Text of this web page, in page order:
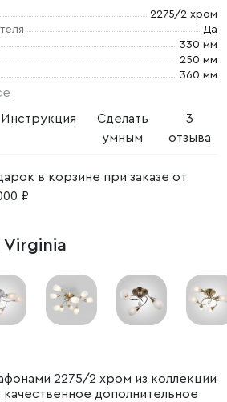
2275/2 хром
Да
330 мм
250 мм
360 мм
Инструкция
Сделать
умным
3
отзыва
в корзине при заказе от
₽
Virginia
2275/2 хром из коллекции
качественное дополнительное